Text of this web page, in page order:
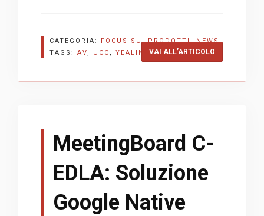
VAI ALL’ARTICOLO
CATEGORIA: FOCUS SUI PRODOTTI,NEWS
TAGS: AV, UCC , YEALINK,YEALINKUCC
MeetingBoard C-
EDLA: Soluzione
Google Native